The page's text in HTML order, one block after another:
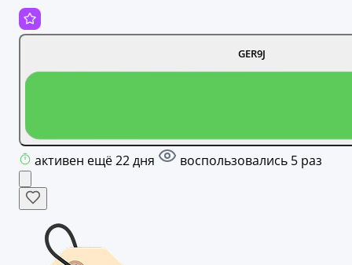
GER9J
активен ещё 22 дня воспользовались 5 раз